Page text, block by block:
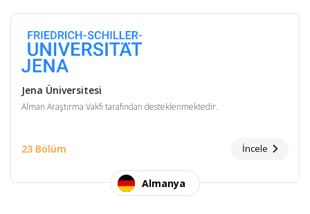
Jena Üniversitesi
Alman Araştırma Vakfı tarafından desteklenmektedir.
23 Bölüm İncele
Almanya